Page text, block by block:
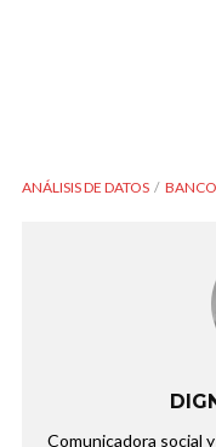
ANÁLISIS DE DATOS
Comunicadora social